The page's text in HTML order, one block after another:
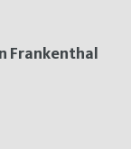
Frankenthal